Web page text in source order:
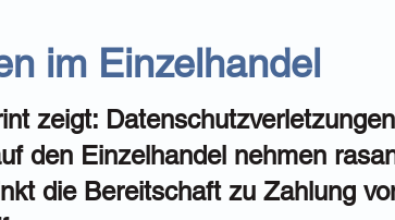
im Einzelhandel
zeigt:
den Einzelhandel nehmen
die Bereitschaft zu Zahlung